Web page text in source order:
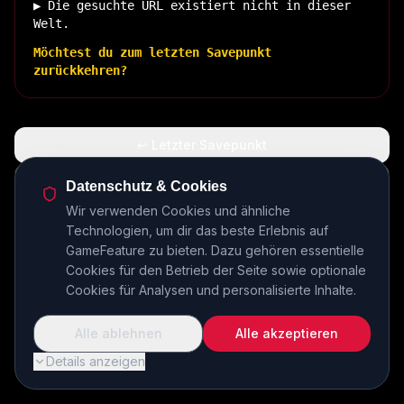
▶ Die gesuchte URL existiert nicht in dieser
Welt.
Möchtest du zum letzten Savepunkt
zurückkehren?
🏠 Zurück zur Basis
INSERT COIN TO CONTINUE...
Datenschutz & Cookies
Wir verwenden Cookies und ähnliche
Technologien, um dir das beste Erlebnis auf
GameFeature zu bieten. Dazu gehören essentielle
Cookies für den Betrieb der Seite sowie optionale
Cookies für Analysen und personalisierte Inhalte.
Details anzeigen
Alle ablehnen Alle akzeptieren